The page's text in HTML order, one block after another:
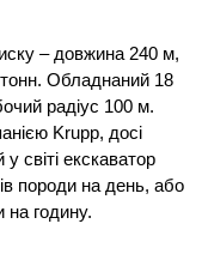
– довжина 240 м,
Обладнаний 18
радіус 100 м.
Krupp, досі
світі екскаватор
породи на день, або
на годину.